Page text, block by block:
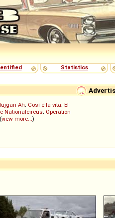
Statistics
Ah; Così è la vita; El
Nationalcircus; Operation
view more...)